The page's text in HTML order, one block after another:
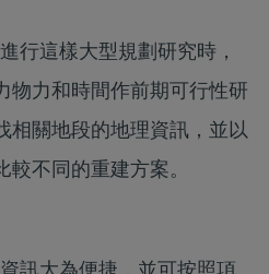
行這樣大型規劃研究時，
物力和時間作前期可行性研
相關地段的地理資訊，並以
不同的重建方案。